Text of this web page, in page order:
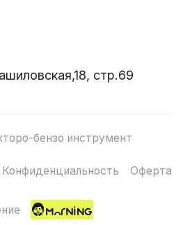
стр.69
бензо инструмент
Конфиденциальность Оферта